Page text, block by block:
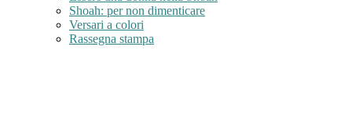
Shoah: per non dimenticare
Versari a colori
Rassegna stampa